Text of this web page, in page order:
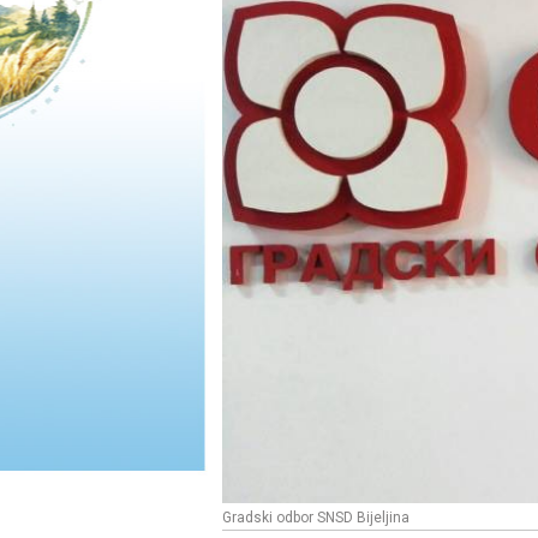
Gradski odbor SNSD Bijeljina